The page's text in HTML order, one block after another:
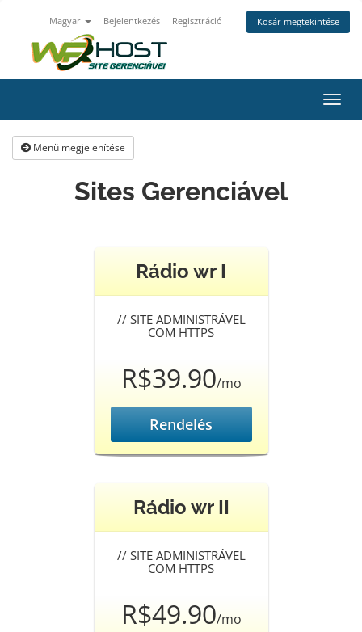
Magyar Bejelentkezés Regisztráció Kosár megtekintése
a
Menü megjelenítése
Sites Gerenciável
Rádio wr I
//SITE ADMINISTRÁVEL
COM HTTPS
R$39.90/mo
Rendelés
Rádio wr II
//SITE ADMINISTRÁVEL
COM HTTPS
R$49.90/mo